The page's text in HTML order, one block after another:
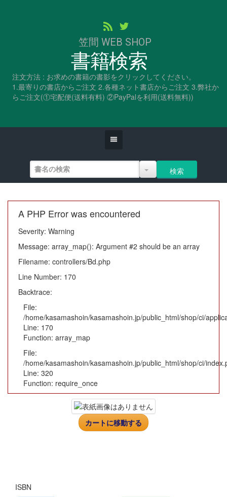
笠間 WEB SHOP
書籍検索
注文方法 : お求めの書籍の書影をクリックしてください。
1.最寄りの書店からご注文 2.各種ネット書店からご注文 3.弊社か
らご注文(①宅配便(送料有料) ②PayPalを利用(送料無料))
A PHP Error was encountered
Severity: Warning
Message: array_map(): Argument #2 should be an array
Filename: controllers/Bd.php
Line Number: 170
Backtrace:
File:
/home/kasamashoin/kasamashoin.jp/public_html/shop/ci/
Line: 170
Function: array_map
File:
/home/kasamashoin/kasamashoin.jp/public_html/shop/ci/
Line: 320
Function: require_once
カートに移動する
ISBN